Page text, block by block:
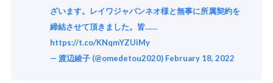
ざいます。レイワジャパンネオ様と無事に所属契約を
締結させて頂きました。皆……
https://t.co/KNqmYZUiMy
— 渡辺綾子 (@omedetou2020) February 18, 2022